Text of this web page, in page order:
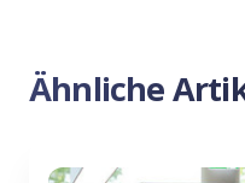
Ähnliche